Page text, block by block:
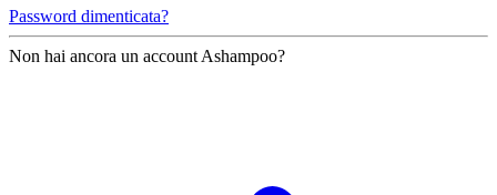
Password dimenticata?
Non hai ancora un account Ashampoo?